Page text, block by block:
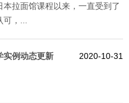
本拉面馆课程以来，一直受到了
，...
实例动态更新
2020-10-31